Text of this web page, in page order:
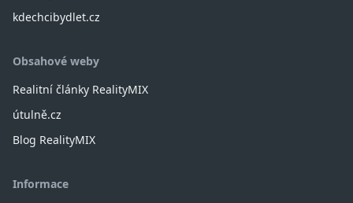
kdechcibydlet.cz
Obsahové weby
Realitní články RealityMIX
útulně.cz
Blog RealityMIX
Informace